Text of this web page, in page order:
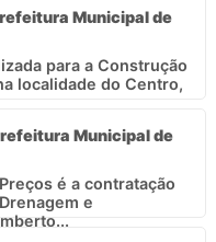
Municipal de
para a Construção
localidade do Centro,
Municipal de
é a contratação
e